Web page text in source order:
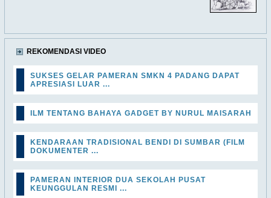
REKOMENDASI VIDEO
SUKSES GELAR PAMERAN SMKN 4 PADANG DAPAT
APRESIASI LUAR ...
ILM TENTANG BAHAYA GADGET BY NURUL MAISARAH
KENDARAAN TRADISIONAL BENDI DI SUMBAR (FILM
DOKUMENTER ...
PAMERAN INTERIOR DUA SEKOLAH PUSAT
KEUNGGULAN RESMI ...